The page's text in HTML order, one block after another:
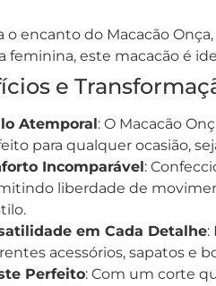
o encanto do Macacão
feminina, este macacão é
e
Atemporal: O Macacão
para qualquer ocasião,
Incomparável:
liberdade de
em Cada Detalhe:
acessórios, sapatos e
Perfeito: Com um corte